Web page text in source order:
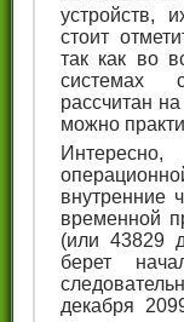
устройств,
стоит
так как во
системах
рассчитан
можно
внутренние
временной
(или 43829
берет
декабря